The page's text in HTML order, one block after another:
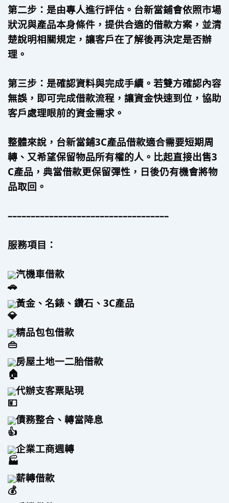
第二步：是由專人進行評估。台新當鋪會依照市場
狀況與產品本身條件，提供合適的借款方案，並清
楚說明相關規定，讓客戶在了解後再決定是否辦
理。
第三步：是確認資料與完成手續。若雙方確認內容
無誤，即可完成借款流程，讓資金快速到位，協助
客戶處理眼前的資金需求。
整體來說，台新當鋪3C產品借款適合需要短期周
轉、又希望保留物品所有權的人。比起直接出售3
C產品，典當借款更保留彈性，日後仍有機會將物
品取回。
–––––––––––––––––––––––––––––––––––
服務項目：
汽機車借款
黃金、名錶、鑽石、3C產品
精品包包借款
房屋土地一二胎借款
代辦支客票貼現
債務整合、轉當降息
企業工商週轉
薪轉借款